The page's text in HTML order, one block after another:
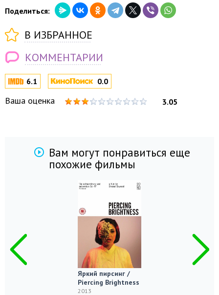
6.1 0.0
Ваша оценка 3.05
Поделиться:
В ИЗБРАННОЕ
КОММЕНТАРИИ
Вам могут понравиться еще
похожие фильмы
Яркий пирсинг /
Piercing Brightness
2013